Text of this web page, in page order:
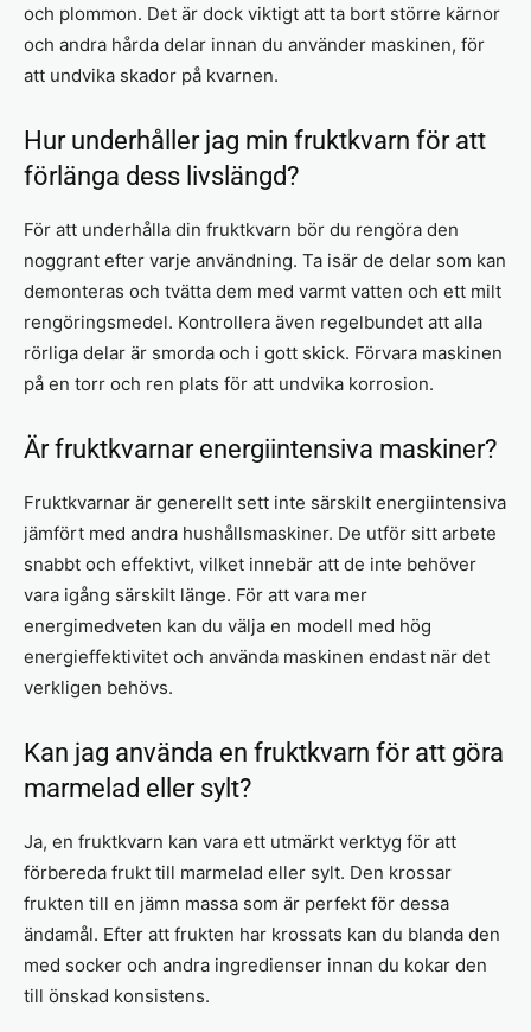
och plommon. Det är dock viktigt att ta bort större kärnor
och andra hårda delar innan du använder maskinen, för
att undvika skador på kvarnen.
Hur underhåller jag min fruktkvarn för att
förlänga dess livslängd?
För att underhålla din fruktkvarn bör du rengöra den
noggrant efter varje användning. Ta isär de delar som kan
demonteras och tvätta dem med varmt vatten och ett milt
rengöringsmedel. Kontrollera även regelbundet att alla
rörliga delar är smorda och i gott skick. Förvara maskinen
på en torr och ren plats för att undvika korrosion.
Är fruktkvarnar energiintensiva maskiner?
Fruktkvarnar är generellt sett inte särskilt energiintensiva
jämfört med andra hushållsmaskiner. De utför sitt arbete
snabbt och effektivt, vilket innebär att de inte behöver
vara igång särskilt länge. För att vara mer
energimedveten kan du välja en modell med hög
energieffektivitet och använda maskinen endast när det
verkligen behövs.
Kan jag använda en fruktkvarn för att göra
marmelad eller sylt?
Ja, en fruktkvarn kan vara ett utmärkt verktyg för att
förbereda frukt till marmelad eller sylt. Den krossar
frukten till en jämn massa som är perfekt för dessa
ändamål. Efter att frukten har krossats kan du blanda den
med socker och andra ingredienser innan du kokar den
till önskad konsistens.